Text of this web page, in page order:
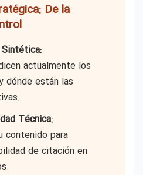
De la
actualmente los
dónde están las
Técnica:
contenido para
de citación en